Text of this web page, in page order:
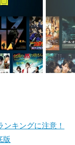
ンキングに注意！
版